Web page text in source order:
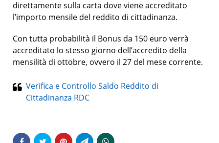
direttamente sulla carta dove viene accreditato
l’importo mensile del reddito di cittadinanza.
Con tutta probabilità il Bonus da 150 euro verrà
accreditato lo stesso giorno dell’accredito della
mensilità di ottobre, ovvero il 27 del mese corrente.
Verifica e Controllo Saldo Reddito di
Cittadinanza RDC